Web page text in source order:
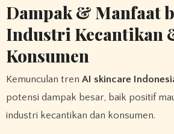
Dampak & Manfaat
Industri Kecantikan
Konsumen
Kemunculan tren AI skincare
potensi dampak besar, baik positif
industri kecantikan dan konsumen.